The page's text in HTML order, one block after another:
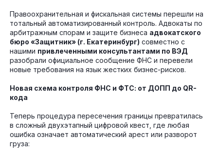
Правоохранительная и фискальная системы перешли на
тотальный автоматизированный контроль. Адвокаты по
арбитражным спорам и защите бизнеса адвокатского
бюро «Защитник» (г. Екатеринбург) совместно с
нашими привлеченными консультантами по ВЭД
разобрали официальное сообщение ФНС и перевели
новые требования на язык жестких бизнес-рисков.
Новая схема контроля ФНС и ФТС: от ДОПП до QR-
кода
Теперь процедура пересечения границы превратилась
в сложный двухэтапный цифровой квест, где любая
ошибка означает автоматический арест или разворот
груза: